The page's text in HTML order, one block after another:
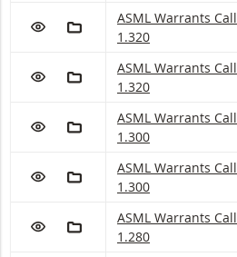
VOEG TOE AAN WATCHLIST
AAN PORTFOLIOASML Warrants met
ASML Warrants Call
1.320
VOEG TOE AAN WATCHLIST
AAN PORTFOLIOASML Warrants met
ASML Warrants Call
1.320
VOEG TOE AAN WATCHLIST
AAN PORTFOLIOASML Warrants met
ASML Warrants Call
1.300
VOEG TOE AAN WATCHLIST
AAN PORTFOLIOASML Warrants met
ASML Warrants Call
1.300
VOEG TOE AAN WATCHLIST
AAN PORTFOLIOASML Warrants met
ASML Warrants Call
1.280